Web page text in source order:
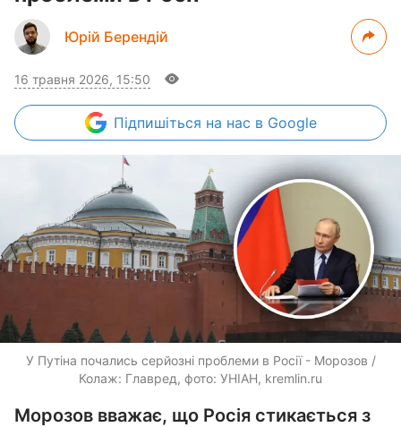
Юрій Берендій
16 травня 2026, 15:50
Підпишіться на нас в Google
У Путіна почались серйозні проблеми в Росії - Морозов /
Колаж: Главред, фото: УНІАН, kremlin.ru
Морозов вважає, що Росія стикається з